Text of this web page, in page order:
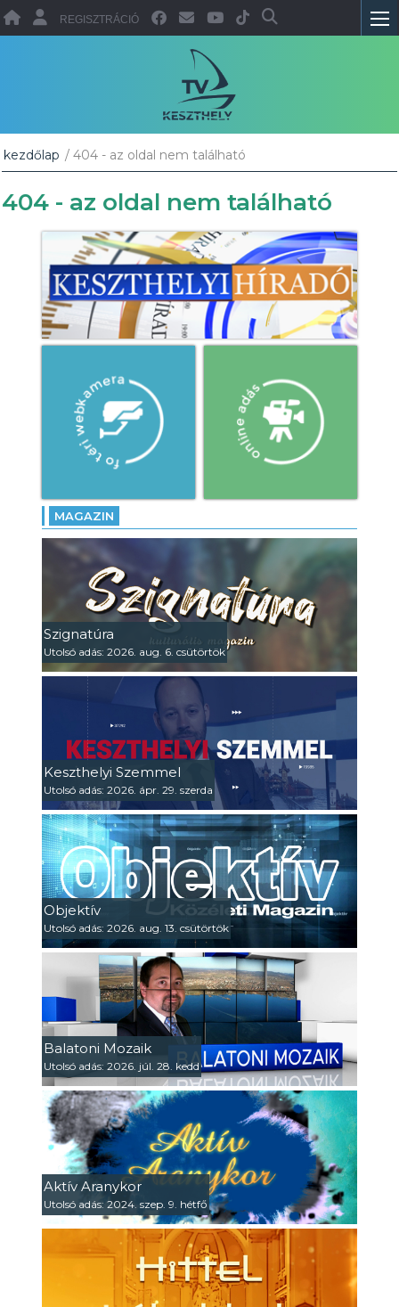
REGISZTRÁCIÓ
kezdőlap / 404 - az oldal nem található
404 - az oldal nem található
MAGAZIN
Szignatúra
Utolsó adás: 2026. aug. 6. csütörtök
Keszthelyi Szemmel
Utolsó adás: 2026. ápr. 29. szerda
Objektív
Utolsó adás: 2026. aug. 13. csütörtök
Balatoni Mozaik
Utolsó adás: 2026. júl. 28. kedd
Aktív Aranykor
Utolsó adás: 2024. szep. 9. hétfő